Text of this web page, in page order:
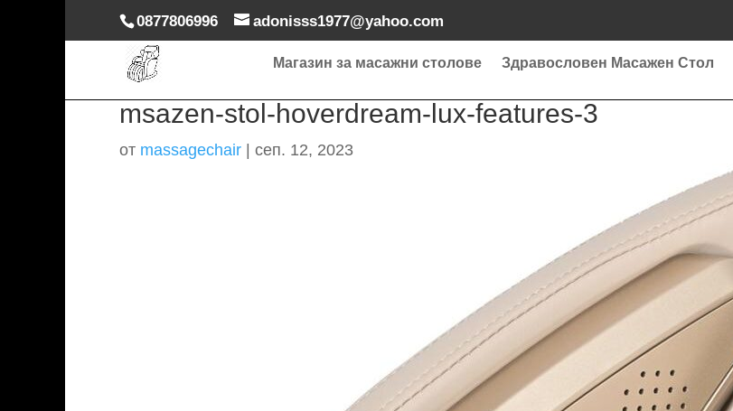
0877806996 adonisss1977@yahoo.com
Магазин за масажни столове Здравословен Масажен Стол
msazen-stol-hoverdream-lux-features-3
от massagechair сеп. 12, 2023